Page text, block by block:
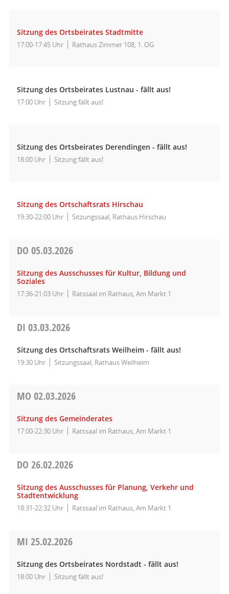
Sitzung des Ortsbeirates Stadtmitte
17:00-17:45 Uhr Rathaus Zimmer 108, 1. OG
Sitzung des Ortsbeirates Lustnau - fällt aus!
17:00 Uhr Sitzung fällt aus!
Sitzung des Ortsbeirates Derendingen - fällt aus!
18:00 Uhr Sitzung fällt aus!
Sitzung des Ortschaftsrats Hirschau
19:30-22:00 Uhr Sitzungssaal, Rathaus Hirschau
DO 05.03.2026
Sitzung des Ausschusses für Kultur, Bildung und
Soziales
17:36-21:03 Uhr Ratssaal im Rathaus, Am Markt 1
DI 03.03.2026
Sitzung des Ortschaftsrats Weilheim - fällt aus!
19:30 Uhr Sitzungssaal, Rathaus Weilheim
MO 02.03.2026
Sitzung des Gemeinderates
17:00-22:30 Uhr Ratssaal im Rathaus, Am Markt 1
DO 26.02.2026
Sitzung des Ausschusses für Planung, Verkehr und
Stadtentwicklung
18:31-22:32 Uhr Ratssaal im Rathaus, Am Markt 1
MI 25.02.2026
Sitzung des Ortsbeirates Nordstadt - fällt aus!
18:00 Uhr Sitzung fällt aus!